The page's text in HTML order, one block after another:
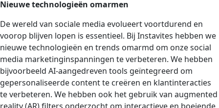
Nieuwe technologieën omarmen
De wereld van sociale media evolueert voortdurend en
voorop blijven lopen is essentieel. Bij Instavites hebben we
nieuwe technologieën en trends omarmd om onze social
media marketinginspanningen te verbeteren. We hebben
bijvoorbeeld AI-aangedreven tools geïntegreerd om
gepersonaliseerde content te creëren en klantinteracties
te verbeteren. We hebben ook het gebruik van augmented